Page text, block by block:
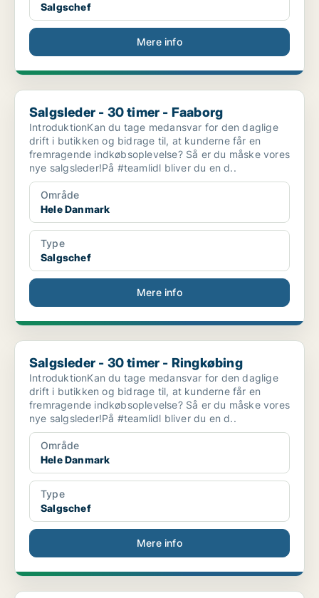
Salgschef
Mere info
Salgsleder - 30 timer - Faaborg
Salgsleder - 30 timer - Faaborg
IntroduktionKan du tage medansvar for den daglige
drift i butikken og bidrage til, at kunderne får en
fremragende indkøbsoplevelse? Så er du måske vores
nye salgsleder!På #teamlidl bliver du en d..
Område
Hele Danmark
Type
Salgschef
Mere info
Salgsleder - 30 timer - Ringkøbing
Salgsleder - 30 timer - Ringkøbing
IntroduktionKan du tage medansvar for den daglige
drift i butikken og bidrage til, at kunderne får en
fremragende indkøbsoplevelse? Så er du måske vores
nye salgsleder!På #teamlidl bliver du en d..
Område
Hele Danmark
Type
Salgschef
Mere info